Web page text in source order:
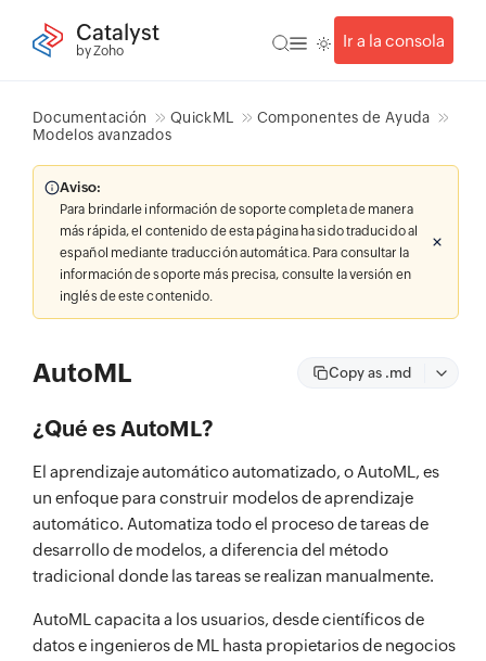
Catalyst
by Zoho
Ir a la consola
Documentación QuickML
Componentes de Ayuda
Modelos avanzados
Aviso:
Para brindarle información de soporte completa de manera
más rápida, el contenido de esta página ha sido traducido al
español mediante traducción automática. Para consultar la
información de soporte más precisa, consulte la versión en
inglés de este contenido.
AutoML Copy as .md
¿Qué es AutoML?
El aprendizaje automático automatizado, o AutoML, es
un enfoque para construir modelos de aprendizaje
automático. Automatiza todo el proceso de tareas de
desarrollo de modelos, a diferencia del método
tradicional donde las tareas se realizan manualmente.
AutoML capacita a los usuarios, desde científicos de
datos e ingenieros de ML hasta propietarios de negocios